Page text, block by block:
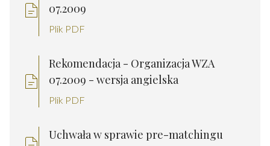
07.2009
Plik PDF
Rekomendacja - Organizacja WZA
07.2009 - wersja angielska
Plik PDF
Uchwała w sprawie pre-matchingu